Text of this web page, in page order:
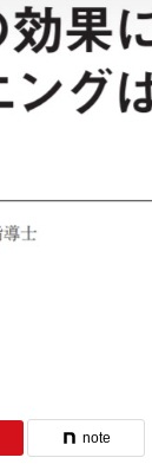
note